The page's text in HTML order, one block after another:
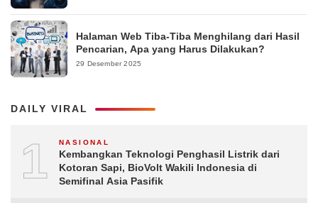
Halaman Web Tiba-Tiba Menghilang dari Hasil
Pencarian, Apa yang Harus Dilakukan?
29 Desember 2025
DAILY VIRAL
1 NASIONAL
Kembangkan Teknologi Penghasil Listrik dari
Kotoran Sapi, BioVolt Wakili Indonesia di
Semifinal Asia Pasifik